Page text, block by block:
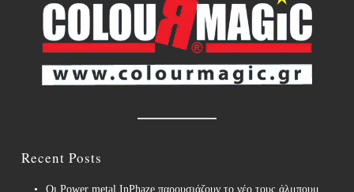
Recent Posts
Οι Power metal InPhaze παρουσιάζουν το νέο τους άλμπουμ